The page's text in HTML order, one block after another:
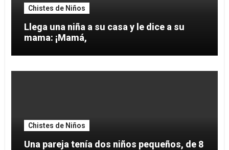
Chistes de Niños
Llega una niña a su casa y le dice a su
mama: ¡Mamá,
Chistes de Niños
Una pareja tenía dos niños pequeños, de 8